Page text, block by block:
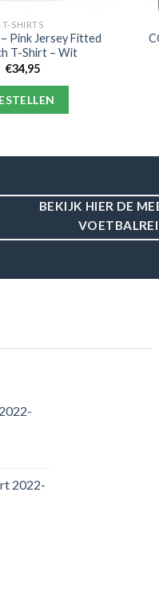
T-SHIRTS
Pink Jersey Fitted
T-Shirt – Wit
€34,95
BEKIJK HIER DE
2022-